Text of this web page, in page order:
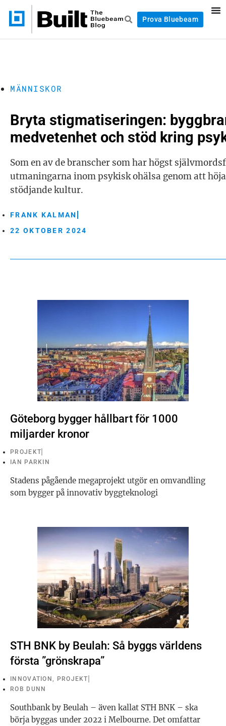
Prova Bluebeam
MÄNNISKOR
Bryta stigmatiseringen:
medvetenhet och stöd kring
Som en av de branscher som har högst
utmaningarna inom psykisk ohälsa genom att
stödjande kultur.
FRANK KALMAN
22 OKTOBER 2024
Göteborg bygger hållbart för 1000
miljarder kronor
PROJEKT
IAN PARKIN
Stadens pågående megaprojekt utgör en omvandling
som bygger på innovativ byggteknologi
STH BNK by Beulah: Så byggs världens
första ”grönskrapa”
INNOVATION,
PROJEKT
ROB DUNN
Southbank by Beulah – även kallat STH BNK – ska
börja byggas under 2022 i Melbourne. Det omfattar